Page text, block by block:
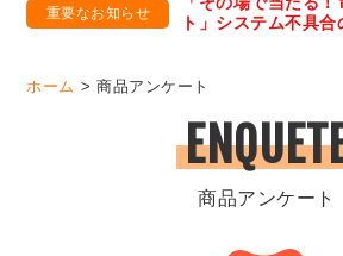
重要なお知らせ
ト」システム不具合
ホーム 商品アンケート
商品アンケート